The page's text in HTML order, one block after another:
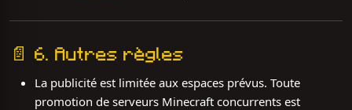
📄 6. Autres règles
La publicité est limitée aux espaces prévus. Toute
promotion de serveurs Minecraft concurrents est